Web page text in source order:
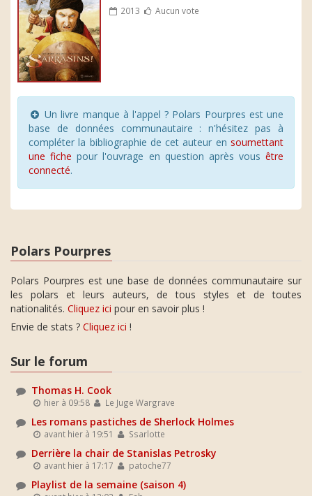
2013 Aucun vote
Un livre manque à l'appel ? Polars Pourpres est une
base de données communautaire : n'hésitez pas à
compléter la bibliographie de cet auteur en soumettant
une fiche pour l'ouvrage en question après vous être
connecté.
Polars Pourpres
Polars Pourpres est une base de données communautaire sur
les polars et leurs auteurs, de tous styles et de toutes
nationalités. Cliquez ici pour en savoir plus !
Envie de stats ? Cliquez ici !
Sur le forum
Thomas H. Cook
hier à 09:58 Le Juge Wargrave
Les romans pastiches de Sherlock Holmes
avant hier à 19:51 Ssarlotte
Derrière la chair de Stanislas Petrosky
avant hier à 17:17 patoche77
Playlist de la semaine (saison 4)